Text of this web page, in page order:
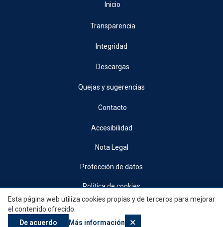
Inicio
Transparencia
Integridad
Descargas
Quejas y sugerencias
Contacto
Accesibilidad
Nota Legal
Protección de datos
Política de cookies
© 2026, Generalitat • Conselleria d’Indústria, Turisme, Innovació i Comerç •
Institut Valencià de Competitivitat Empresarial
Esta página web utiliza cookies propias y de terceros para mejorar
el contenido ofrecido.
De acuerdo
Más información ×